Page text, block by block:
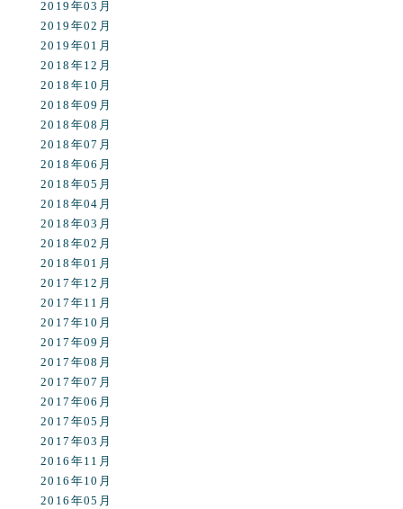
2019年03月
2019年02月
2019年01月
2018年12月
2018年10月
2018年09月
2018年08月
2018年07月
2018年06月
2018年05月
2018年04月
2018年03月
2018年02月
2018年01月
2017年12月
2017年11月
2017年10月
2017年09月
2017年08月
2017年07月
2017年06月
2017年05月
2017年03月
2016年11月
2016年10月
2016年05月